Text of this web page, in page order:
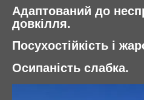
Адаптований до
довкілля.
Посухостійкість і
Осипаність слабка.